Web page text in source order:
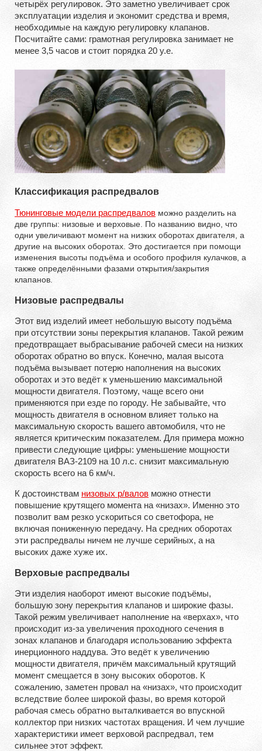
четырёх регулировок. Это заметно увеличивает срок
эксплуатации изделия и экономит средства и время,
необходимые на каждую регулировку клапанов.
Посчитайте сами: грамотная регулировка занимает не
менее 3,5 часов и стоит порядка 20 у.е.
Классификация распредвалов
Тюнинговые модели распредвалов можно разделить на
две группы: низовые и верховые. По названию видно, что
одни увеличивают момент на низких оборотах двигателя, а
другие на высоких оборотах. Это достигается при помощи
изменения высоты подъёма и особого профиля кулачков, а
также определёнными фазами открытия/закрытия
клапанов.
Низовые распредвалы
Этот вид изделий имеет небольшую высоту подъёма
при отсутствии зоны перекрытия клапанов. Такой режим
предотвращает выбрасывание рабочей смеси на низких
оборотах обратно во впуск. Конечно, малая высота
подъёма вызывает потерю наполнения на высоких
оборотах и это ведёт к уменьшению максимальной
мощности двигателя. Поэтому, чаще всего они
применяются при езде по городу. Не забывайте, что
мощность двигателя в основном влияет только на
максимальную скорость вашего автомобиля, что не
является критическим показателем. Для примера можно
привести следующие цифры: уменьшение мощности
двигателя ВАЗ-2109 на 10 л.с. снизит максимальную
скорость всего на 6 км/ч.
К достоинствам низовых р/валов можно отнести
повышение крутящего момента на «низах». Именно это
позволит вам резко ускориться со светофора, не
включая пониженную передачу. На средних оборотах
эти распредвалы ничем не лучше серийных, а на
высоких даже хуже их.
Верховые распредвалы
Эти изделия наоборот имеют высокие подъёмы,
большую зону перекрытия клапанов и широкие фазы.
Такой режим увеличивает наполнение на «верхах», что
происходит из-за увеличения проходного сечения в
зонах клапанов и благодаря использованию эффекта
инерционного наддува. Это ведёт к увеличению
мощности двигателя, причём максимальный крутящий
момент смещается в зону высоких оборотов. К
сожалению, заметен провал на «низах», что происходит
вследствие более широкой фазы, во время которой
рабочая смесь обратно выталкивается во впускной
коллектор при низких частотах вращения. И чем лучшие
характеристики имеет верховой распредвал, тем
сильнее этот эффект.